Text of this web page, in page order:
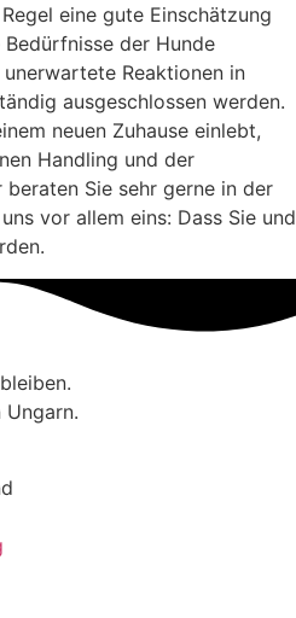
eine gute Einschätzung
der Hunde
Reaktionen in
ausgeschlossen werden.
neuen Zuhause einlebt,
Handling und der
Sie sehr gerne in der
vor allem eins: Dass Sie und